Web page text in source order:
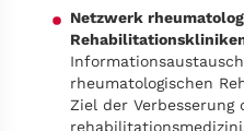
Netzwerk
rheumatologischen
Ziel der Verbesserung